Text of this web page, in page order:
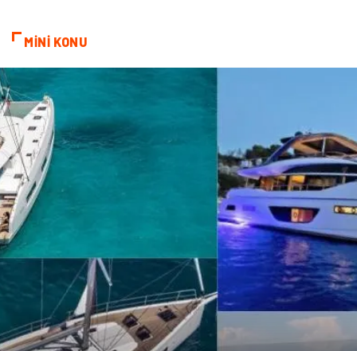
Dernekler ve Birlikler
Bebek Giyim
Markalar Kültür
Periyodik Kontrol Spor Malzemeleri
İthalat İhracat Kiralama Servisleri
Alüminyum Restaurant
MİNİ KONU